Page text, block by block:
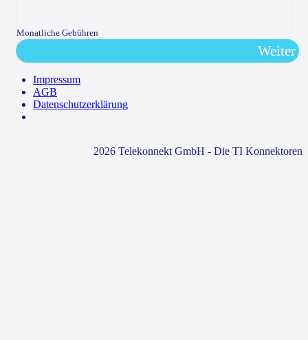
Monatliche Gebühren
Weiter
Impressum
AGB
Datenschutzerklärung
2026 Telekonnekt GmbH - Die TI Konnektoren